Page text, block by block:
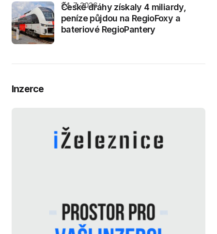
České dráhy získaly 4 miliardy,
peníze půjdou na RegioFoxy a
bateriové RegioPantery
24. 7. 2026
Inzerce